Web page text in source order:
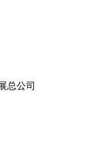
总公司